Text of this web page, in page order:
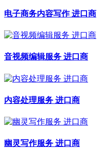
电子商务内容写作 进口商
音视频编辑服务 进口商
内容处理服务 进口商
幽灵写作服务 进口商